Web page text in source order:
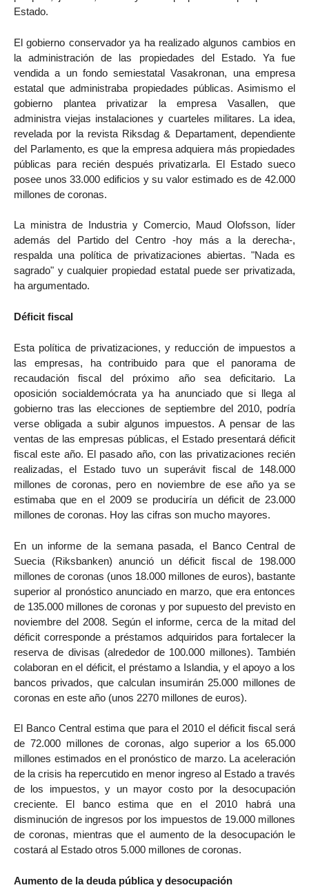
Estado.
El gobierno conservador ya ha realizado algunos cambios en
la administración de las propiedades del Estado. Ya fue
vendida a un fondo semiestatal Vasakronan, una empresa
estatal que administraba propiedades públicas. Asimismo el
gobierno plantea privatizar la empresa Vasallen, que
administra viejas instalaciones y cuarteles militares. La idea,
revelada por la revista Riksdag & Departament, dependiente
del Parlamento, es que la empresa adquiera más propiedades
públicas para recién después privatizarla. El Estado sueco
posee unos 33.000 edificios y su valor estimado es de 42.000
millones de coronas.
La ministra de Industria y Comercio, Maud Olofsson, líder
además del Partido del Centro -hoy más a la derecha-,
respalda una política de privatizaciones abiertas. "Nada es
sagrado" y cualquier propiedad estatal puede ser privatizada,
ha argumentado.
Déficit fiscal
Esta política de privatizaciones, y reducción de impuestos a
las empresas, ha contribuido para que el panorama de
recaudación fiscal del próximo año sea deficitario. La
oposición socialdemócrata ya ha anunciado que si llega al
gobierno tras las elecciones de septiembre del 2010, podría
verse obligada a subir algunos impuestos. A pensar de las
ventas de las empresas públicas, el Estado presentará déficit
fiscal este año. El pasado año, con las privatizaciones recién
realizadas, el Estado tuvo un superávit fiscal de 148.000
millones de coronas, pero en noviembre de ese año ya se
estimaba que en el 2009 se produciría un déficit de 23.000
millones de coronas. Hoy las cifras son mucho mayores.
En un informe de la semana pasada, el Banco Central de
Suecia (Riksbanken) anunció un déficit fiscal de 198.000
millones de coronas (unos 18.000 millones de euros), bastante
superior al pronóstico anunciado en marzo, que era entonces
de 135.000 millones de coronas y por supuesto del previsto en
noviembre del 2008. Según el informe, cerca de la mitad del
déficit corresponde a préstamos adquiridos para fortalecer la
reserva de divisas (alrededor de 100.000 millones). También
colaboran en el déficit, el préstamo a Islandia, y el apoyo a los
bancos privados, que calculan insumirán 25.000 millones de
coronas en este año (unos 2270 millones de euros).
El Banco Central estima que para el 2010 el déficit fiscal será
de 72.000 millones de coronas, algo superior a los 65.000
millones estimados en el pronóstico de marzo. La aceleración
de la crisis ha repercutido en menor ingreso al Estado a través
de los impuestos, y un mayor costo por la desocupación
creciente. El banco estima que en el 2010 habrá una
disminución de ingresos por los impuestos de 19.000 millones
de coronas, mientras que el aumento de la desocupación le
costará al Estado otros 5.000 millones de coronas.
Aumento de la deuda pública y desocupación